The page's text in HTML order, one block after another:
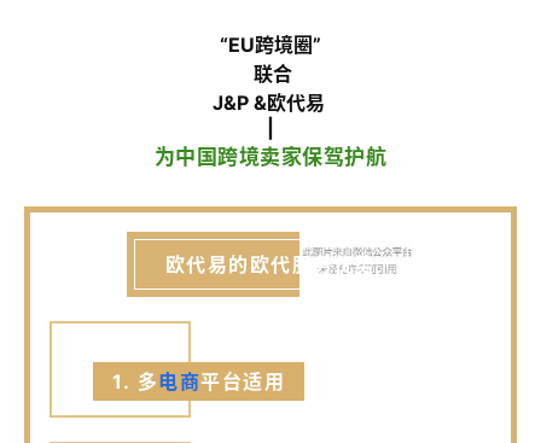
“EU跨境圈”
联合
J&P &欧代易
为中国跨境卖家保驾护航
欧代易的欧代服务优势
01
1. 多电商平台适用